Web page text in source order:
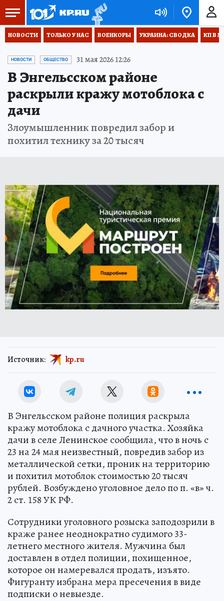
НОВОСТИ ТОЛЬКО У НАС ВОЕНКОРЫ УКРАИНА: СВОДКА КП В
НОВОСТИ ОБЩЕСТВО 31 мая 2026 12:26
В Энгельсском районе
раскрыли кражу мотоблока с
дачи
Злоумышленник повредил забор и
похитил технику за 20 тысяч
Источник: kp.ru
В Энгельсском районе полиция раскрыла
кражу мотоблока с дачного участка. Хозяйка
дачи в селе Ленинское сообщила, что в ночь с
23 на 24 мая неизвестный, повредив забор из
металлической сетки, проник на территорию
и похитил мотоблок стоимостью 20 тысяч
рублей. Возбуждено уголовное дело по п. «в» ч.
2 ст. 158 УК РФ.
Сотрудники уголовного розыска заподозрили в
краже ранее неоднократно судимого 33-
летнего местного жителя. Мужчина был
доставлен в отдел полиции, похищенное,
которое он намеревался продать, изъято.
Фигуранту избрана мера пресечения в виде
подписки о невыезде.